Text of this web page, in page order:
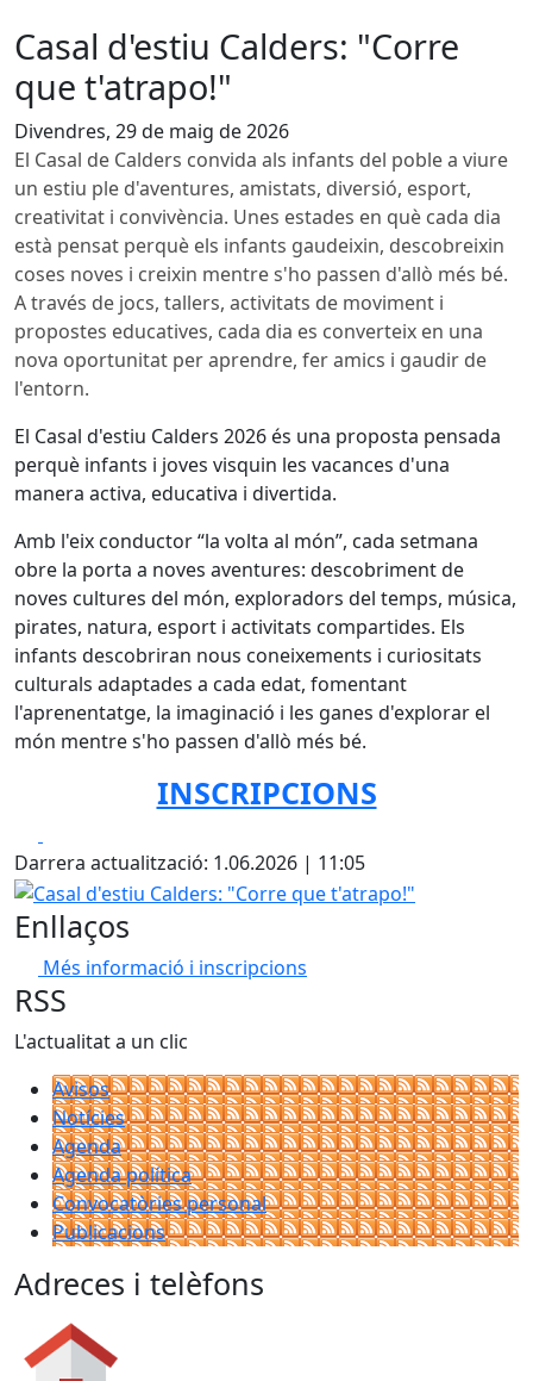
Casal d'estiu Calders: "Corre
que t'atrapo!"
Divendres, 29 de maig de 2026
El Casal de Calders convida als infants del poble a viure
un estiu ple d'aventures, amistats, diversió, esport,
creativitat i convivència. Unes estades en què cada dia
està pensat perquè els infants gaudeixin, descobreixin
coses noves i creixin mentre s'ho passen d'allò més bé.
A través de jocs, tallers, activitats de moviment i
propostes educatives, cada dia es converteix en una
nova oportunitat per aprendre, fer amics i gaudir de
l'entorn.
El Casal d'estiu Calders 2026 és una proposta pensada
perquè infants i joves visquin les vacances d'una
manera activa, educativa i divertida.
Amb l'eix conductor “la volta al món”, cada setmana
obre la porta a noves aventures: descobriment de
noves cultures del món, exploradors del temps, música,
pirates, natura, esport i activitats compartides. Els
infants descobriran nous coneixements i curiositats
culturals adaptades a cada edat, fomentant
l'aprenentatge, la imaginació i les ganes d'explorar el
món mentre s'ho passen d'allò més bé.
INSCRIPCIONS
Darrera actualització: 1.06.2026 | 11:05
Casal d'estiu Calders: "Corre que t'atrapo!"
Enllaços
Més informació i inscripcions
RSS
L'actualitat a un clic
Avisos
Notícies
Agenda
Agenda política
Convocatòries personal
Publicacions
Adreces i telèfons